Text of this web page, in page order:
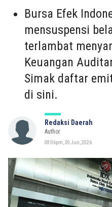
Bursa Efek
mensuspensi
terlambat
Keuangan
Simak daftar
di sini.
Redaksi Daerah
Author
08:06pm, 30 Jun, 2026